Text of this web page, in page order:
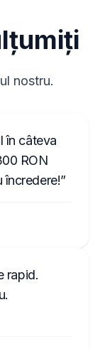
nostru.
în câteva
RON
încredere!
rapid.